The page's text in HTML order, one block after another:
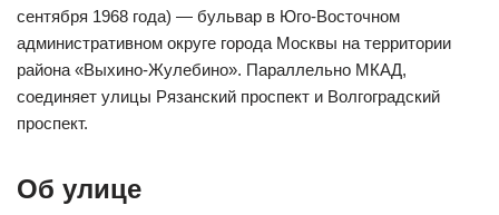
сентября 1968 года) — бульвар в Юго-Восточном
административном округе города Москвы на территории
района «Выхино-Жулебино». Параллельно МКАД,
соединяет улицы Рязанский проспект и Волгоградский
проспект.
Об улице